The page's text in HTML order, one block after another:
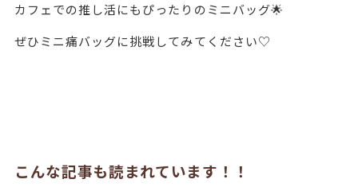
カフェでの推し活にもぴったりのミニバッグ🌟
ぜひミニ痛バッグに挑戦してみてください♡
こんな記事も読まれています！！